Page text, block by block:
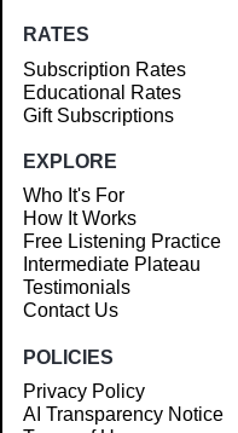
RATES
Subscription Rates
Educational Rates
Gift Subscriptions
EXPLORE
Who It's For
How It Works
Free Listening Practice
Intermediate Plateau
Testimonials
Contact Us
POLICIES
Privacy Policy
AI Transparency Notice